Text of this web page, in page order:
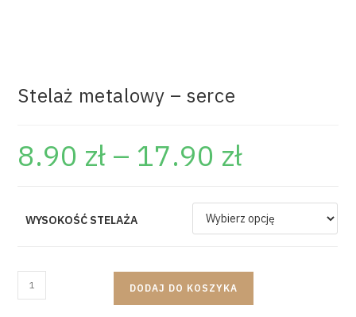
Stelaż metalowy – serce
8.90 zł – 17.90 zł
WYSOKOŚĆ STELAŻA
DODAJ DO KOSZYKA